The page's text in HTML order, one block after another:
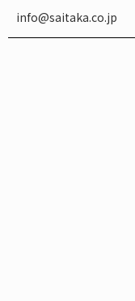
info@saitaka.co.jp